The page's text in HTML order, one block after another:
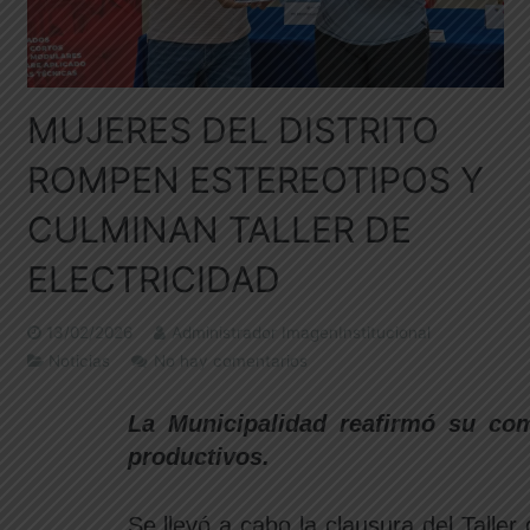
MUJERES DEL DISTRITO
ROMPEN ESTEREOTIPOS Y
CULMINAN TALLER DE
ELECTRICIDAD
13/02/2026
Administrador ImagenInstitucional
Noticias
No hay comentarios
La Municipalidad reafirmó su
productivos.